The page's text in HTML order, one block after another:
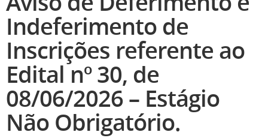
Indeferimento de
Inscrições referente ao
Edital nº 30, de
08/06/2026 – Estágio
Não Obrigatório.